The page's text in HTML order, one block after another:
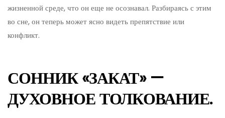
жизненной среде, что он еще не осознавал. Разбираясь с этим
во сне, он теперь может ясно видеть препятствие или
конфликт.
СОННИК «ЗАКАТ» —
ДУХОВНОЕ ТОЛКОВАНИЕ.